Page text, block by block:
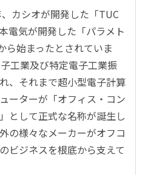
ス
ウドコンピューティング
カシオが開発した「TUC
電気が開発した「パラメト
ら始まったとされていま
工業及び特定電子工業振
、それまで超小型電子計算
ーターが「オフィス・コン
として正式な名称が誕生し
の様々なメーカーがオフコ
ビジネスを根底から支えて